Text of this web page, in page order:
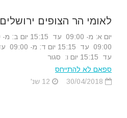
לאומי הר הצופים ירושלים
עד 15:15 יום ו: סגור
ספאם לא להתייחס